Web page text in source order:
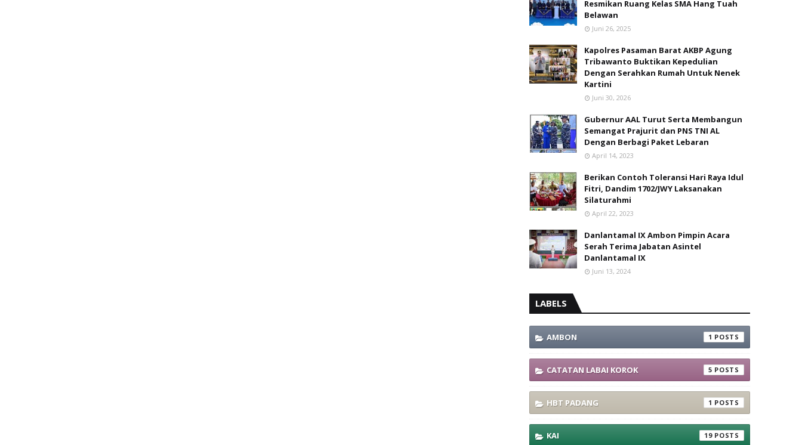
Resmikan Ruang Kelas SMA Hang Tuah
Belawan
Juni 26, 2025
Kapolres Pasaman Barat AKBP Agung
Tribawanto Buktikan Kepedulian
Dengan Serahkan Rumah Untuk Nenek
Kartini
Juni 30, 2026
Gubernur AAL Turut Serta Membangun
Semangat Prajurit dan PNS TNI AL
Dengan Berbagi Paket Lebaran
April 14, 2023
Berikan Contoh Toleransi Hari Raya Idul
Fitri, Dandim 1702/JWY Laksanakan
Silaturahmi
April 22, 2023
Danlantamal IX Ambon Pimpin Acara
Serah Terima Jabatan Asintel
Danlantamal IX
Juni 13, 2024
LABELS
AMBON 1
CATATAN LABAI KOROK 5
HBT PADANG 1
KAI 19